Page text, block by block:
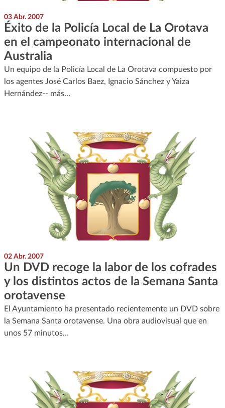
03 Abr. 2007
Éxito de la Policía Local de La Orotava
en el campeonato internacional de
Australia
Un equipo de la Policía Local de La Orotava compuesto por
los agentes José Carlos Baez, Ignacio Sánchez y Yaiza
Hernández-- más…
02 Abr. 2007
Un DVD recoge la labor de los cofrades
y los distintos actos de la Semana Santa
orotavense
El Ayuntamiento ha presentado recientemente un DVD sobre
la Semana Santa orotavense. Una obra audiovisual que en
unos 57 minutos…